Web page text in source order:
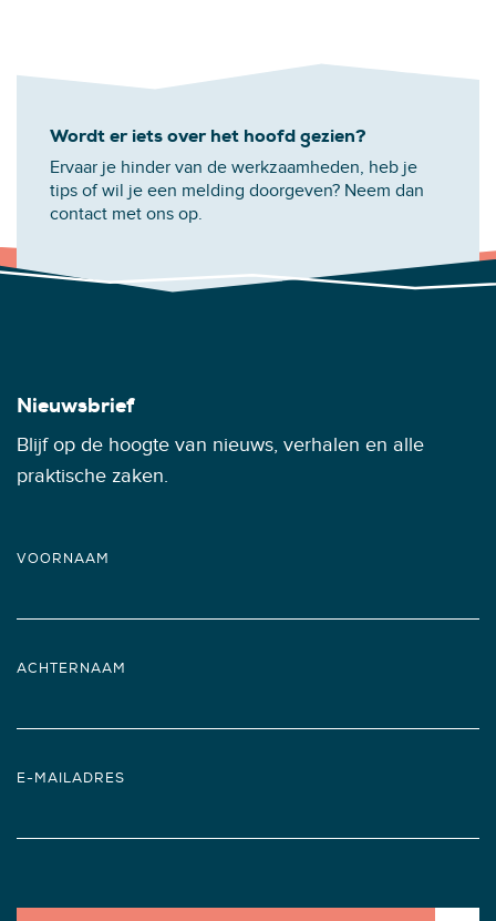
Wordt er iets over het hoofd gezien?
Ervaar je hinder van de werkzaamheden, heb je
tips of wil je een melding doorgeven? Neem dan
contact met ons op.
Nieuwsbrief
Blijf op de hoogte van nieuws, verhalen en alle
praktische zaken.
VOORNAAM
ACHTERNAAM
E-MAILADRES